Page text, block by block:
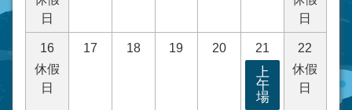
日
日
16
休假
日
17 18 19 20 21
上
午
場
22
休假
日